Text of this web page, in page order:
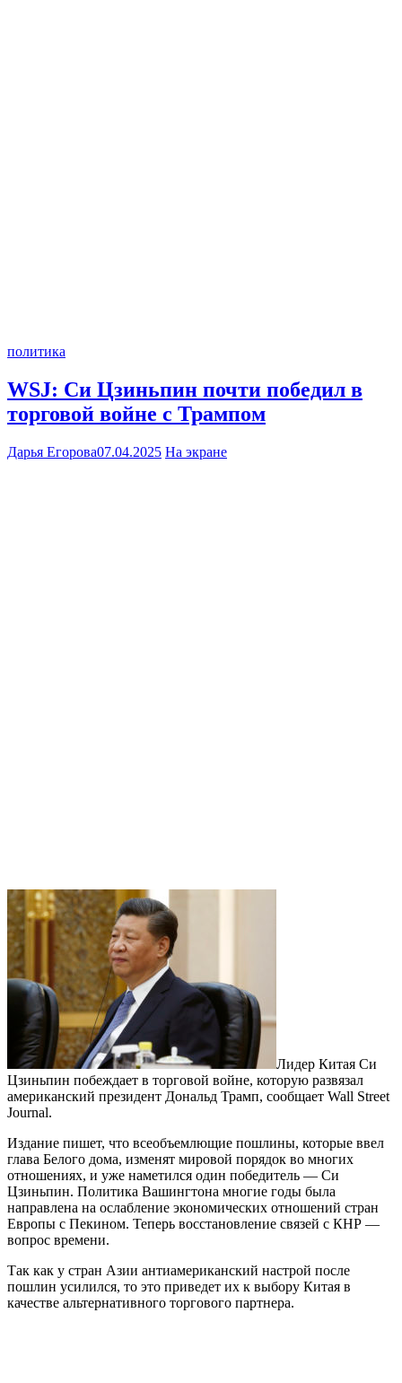
политика
WSJ: Си Цзиньпин почти победил в
торговой войне с Трампом
Дарья Егорова07.04.2025 На экране
Лидер Китая Си
Цзиньпин побеждает в торговой войне, которую развязал
американский президент Дональд Трамп, сообщает Wall Street
Journal.
Издание пишет, что всеобъемлющие пошлины, которые ввел
глава Белого дома, изменят мировой порядок во многих
отношениях, и уже наметился один победитель — Си
Цзиньпин. Политика Вашингтона многие годы была
направлена на ослабление экономических отношений стран
Европы с Пекином. Теперь восстановление связей с КНР —
вопрос времени.
Так как у стран Азии антиамериканский настрой после
пошлин усилился, то это приведет их к выбору Китая в
качестве альтернативного торгового партнера.